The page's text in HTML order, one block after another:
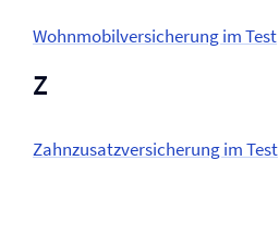
Wohnmobil­versicherung im Test
Z
Zahnzusatz­versicherung im Test